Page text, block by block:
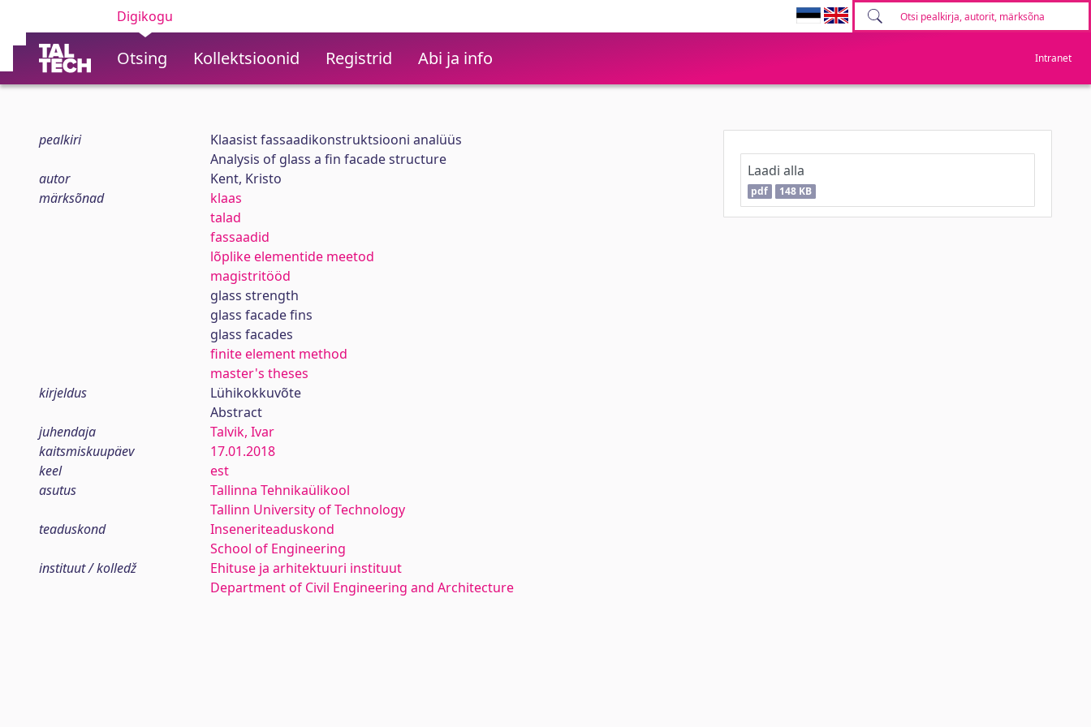
Digikogu
Otsing Kollektsioonid Registrid Abi ja info Intranet
pealkiri
Klaasist fassaadikonstruktsiooni analüüs
Analysis of glass a fin facade structure
autor
Kent, Kristo
märksõnad
klaas
talad
fassaadid
lõplike elementide meetod
magistritööd
glass strength
glass facade fins
glass facades
finite element method
master's theses
kirjeldus
Lühikokkuvõte
Abstract
juhendaja
Talvik, Ivar
kaitsmiskuupäev
17.01.2018
keel
est
asutus
Tallinna Tehnikaülikool
Tallinn University of Technology
teaduskond
Inseneriteaduskond
School of Engineering
instituut / kolledž
Ehituse ja arhitektuuri instituut
Department of Civil Engineering and Architecture
Laadi alla
pdf 148 KB